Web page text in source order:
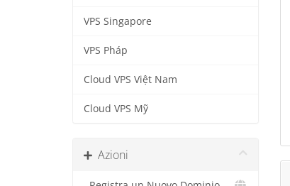
VPS Singapore
VPS Pháp
Cloud VPS Việt Nam
Cloud VPS Mỹ
Azioni